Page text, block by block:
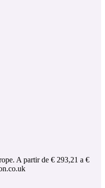
A partir de € 293,21 a €